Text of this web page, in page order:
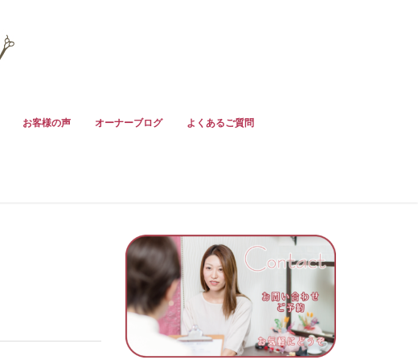
お客様の声 オーナーブログ よくあるご質問